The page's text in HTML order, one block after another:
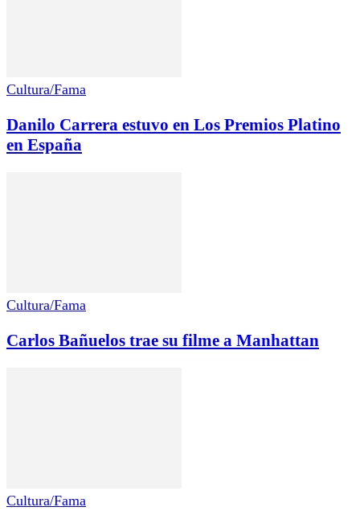
Cultura/Fama
Danilo Carrera estuvo en Los Premios Platino
en España
Cultura/Fama
Carlos Bañuelos trae su filme a Manhattan
Cultura/Fama